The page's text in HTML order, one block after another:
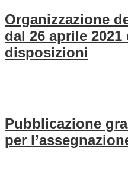
Organizzazione
dal 26 aprile
disposizioni
Pubblicazione
per